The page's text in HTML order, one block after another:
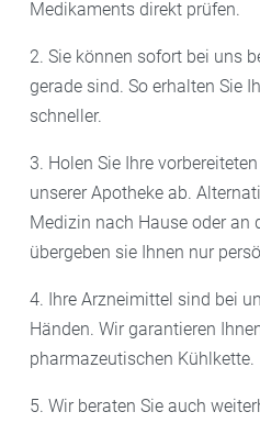
Medikaments direkt prüfen.
2. Sie können sofort bei uns
gerade sind. So erhalten Sie
schneller.
3. Holen Sie Ihre
unserer Apotheke ab.
Medizin nach Hause oder an
übergeben sie Ihnen nur
4. Ihre Arzneimittel sind bei
Händen. Wir garantieren
pharmazeutischen Kühlkette.
5. Wir beraten Sie auch